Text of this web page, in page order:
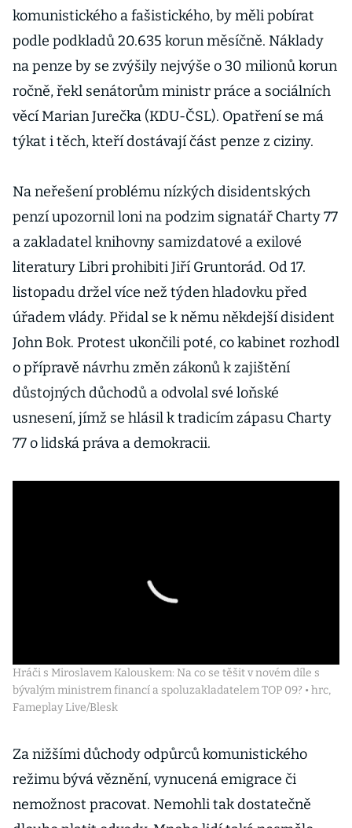
komunistického a fašistického, by měli pobírat
podle podkladů 20.635 korun měsíčně. Náklady
na penze by se zvýšily nejvýše o 30 milionů korun
ročně, řekl senátorům ministr práce a sociálních
věcí Marian Jurečka (KDU-ČSL). Opatření se má
týkat i těch, kteří dostávají část penze z ciziny.
Na neřešení problému nízkých disidentských
penzí upozornil loni na podzim signatář Charty 77
a zakladatel knihovny samizdatové a exilové
literatury Libri prohibiti Jiří Gruntorád. Od 17.
listopadu držel více než týden hladovku před
úřadem vlády. Přidal se k němu někdejší disident
John Bok. Protest ukončili poté, co kabinet rozhodl
o přípravě návrhu změn zákonů k zajištění
důstojných důchodů a odvolal své loňské
usnesení, jímž se hlásil k tradicím zápasu Charty
77 o lidská práva a demokracii.
Hráči s Miroslavem Kalouskem: Na co se těšit v novém díle s
bývalým ministrem financí a spoluzakladatelem TOP 09? • hrc,
Fameplay Live/Blesk
Za nižšími důchody odpůrců komunistického
režimu bývá věznění, vynucená emigrace či
nemožnost pracovat. Nemohli tak dostatečně